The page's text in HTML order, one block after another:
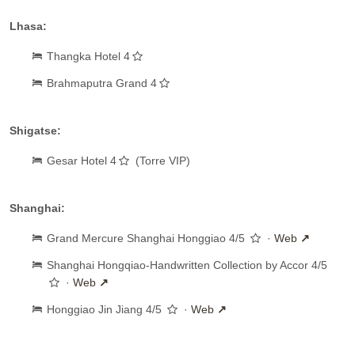
Lhasa:
Thangka Hotel 4
Brahmaputra Grand 4
Shigatse:
Gesar Hotel 4 (Torre VIP)
Shanghai:
Grand Mercure Shanghai Honggiao 4/5 · Web
Shanghai Hongqiao-Handwritten Collection by Accor 4/5
· Web
Honggiao Jin Jiang 4/5 · Web